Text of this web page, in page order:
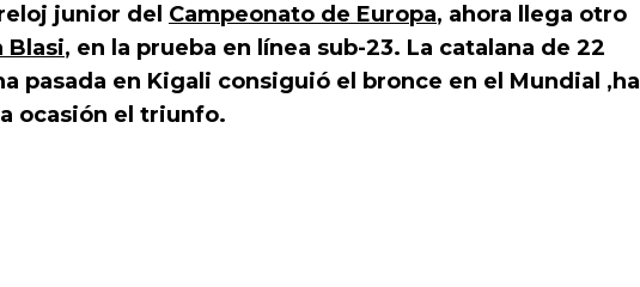
junior del Campeonato de Europa, ahora llega otro
Blasi, en la prueba en línea sub-23. La catalana de 22
pasada en Kigali consiguió el bronce en el Mundial ,ha
ocasión el triunfo.